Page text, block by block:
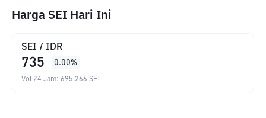
Harga SEI Hari Ini
SEI / IDR
735 0.00%
Vol 24 Jam: 695.266 SEI